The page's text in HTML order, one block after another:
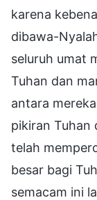
karena
dibawa-
seluruh umat
Tuhan dan
antara
pikiran Tuhan
telah
besar bagi
semacam ini